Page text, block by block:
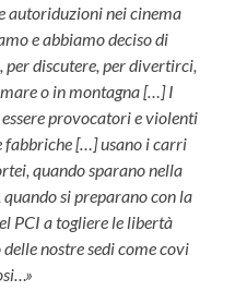
nei cinema
e abbiamodeciso di
discutere, per divertirci,
o in montagna […] I
provocatori eviolenti
fabbriche […] usano i carri
quando sparano nella
si preparano con la
PCI a togliere le libertà
delle nostre sedi come covi